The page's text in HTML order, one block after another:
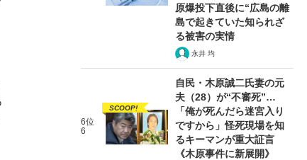
原爆投下直後に“広島の離
島で起きていた知られざ
る被害の実情
永井 均
6位
6
SCOOP!
自民・木原誠二氏妻の元
夫（28）が“不審死”…
「俺が死んだら迷宮入り
ですから」怪死現場を知
るキーマンが重大証言
《木原事件に新展開》